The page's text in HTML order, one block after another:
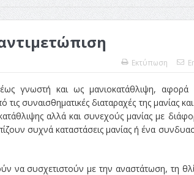
κινηματογράφο
Τρία Βήματα Μπροστά για Σένα και
Εκτύπωση
γνωστή και ως μανιοκατάθλιψη, αφορά
συναισθηματικές διαταραχές της μανίας και
αλλά και συνεχούς μανίας με
συχνά καταστάσεις μανίας ή ένα
να συσχετιστούν με την αναστάτωση, τη